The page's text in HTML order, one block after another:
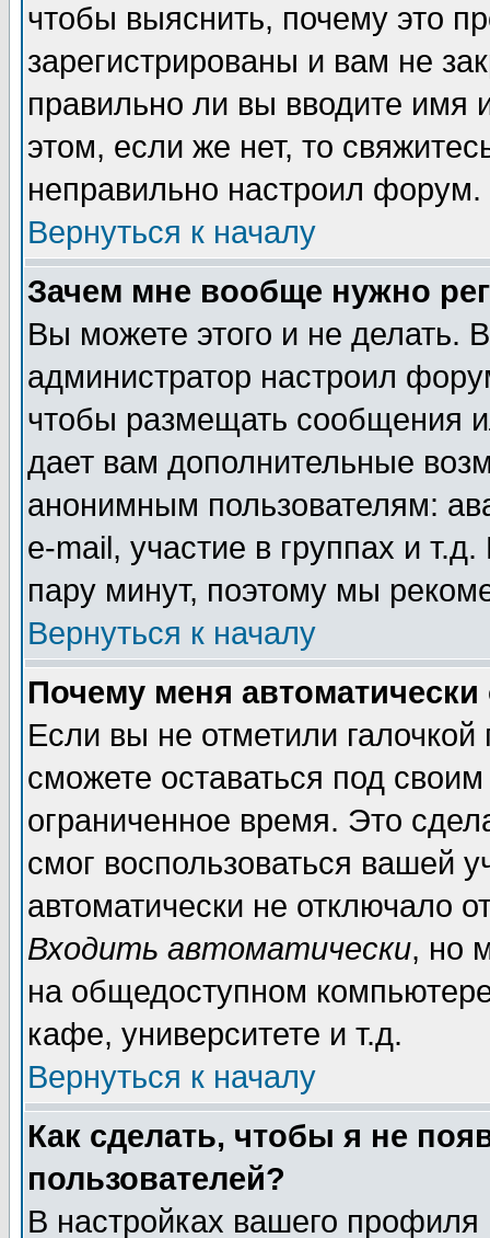
чтобы выяснить, почему это
зарегистрированы и вам не
правильно ли вы вводите
этом, если же нет, то
неправильно настроил форум.
Вернуться к началу
Зачем мне вообще нужно
Вы можете этого и не делать.
администратор настроил
чтобы размещать сообщения
дает вам дополнительные
анонимным пользователям:
e-mail, участие в группах и
пару минут, поэтому мы
Вернуться к началу
Почему меня автоматически
Если вы не отметили галочкой
сможете оставаться под
ограниченное время. Это
смог воспользоваться вашей
автоматически не отключало
Входить автоматически, но
на общедоступном
кафе, университете и т.д.
Вернуться к началу
Как сделать, чтобы я не
пользователей?
В настройках вашего